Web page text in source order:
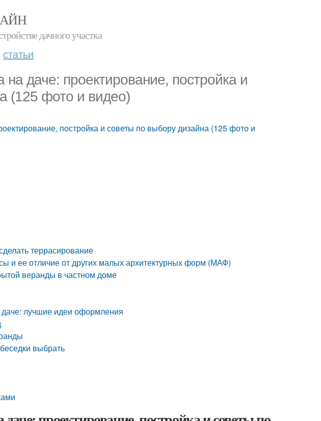
дачного участка
статьи
даче: проектирование, постройка и
(125 фото и видео)
постройка и советы по выбору дизайна (125 фото и
террасирование
и ее отличие от других малых архитектурных форм (МАФ)
веранды в частном доме
лучшие идеи оформления
выбрать